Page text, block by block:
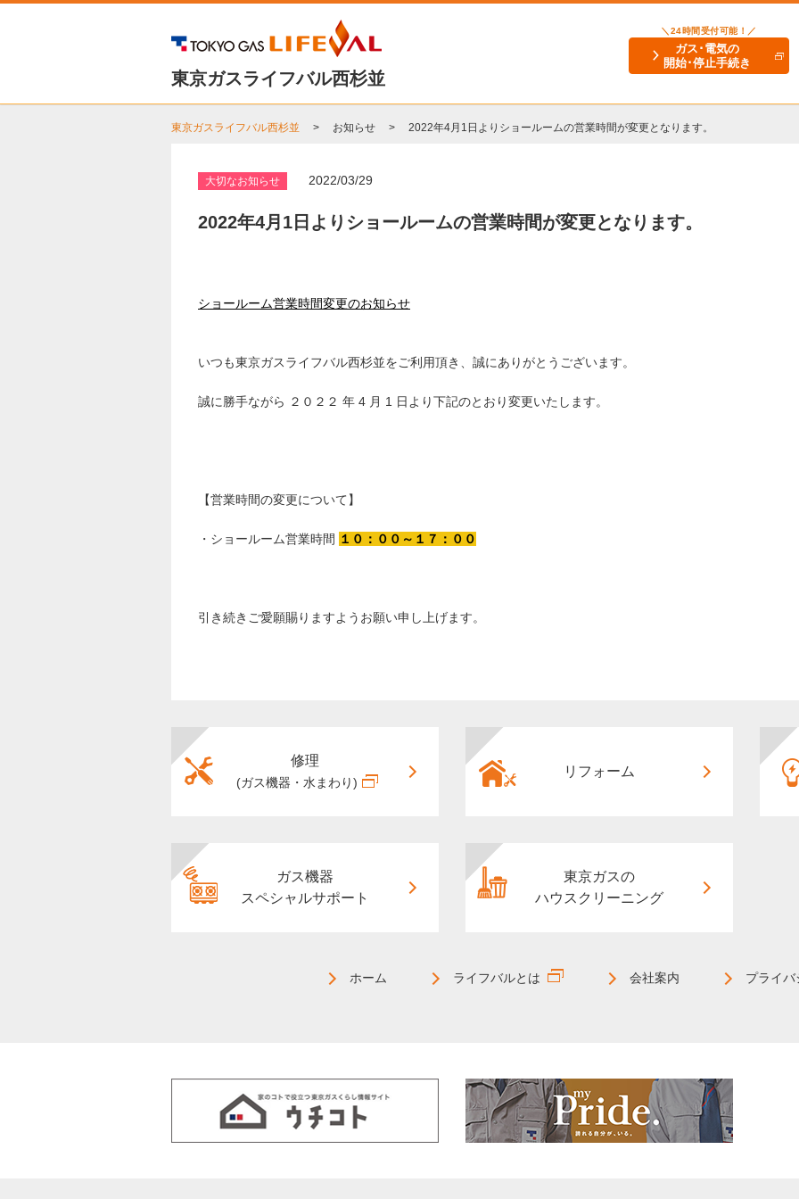
東京ガスライフバル西杉並
＼24時間受付可能！／
ガス･電気の
開始･停止手続き
東京ガスライフバル西杉並 お知らせ 2022年4月1日よりショールームの営業時間が変更となります。
大切なお知らせ 2022/03/29
2022年4月1日よりショールームの営業時間が変更となります。
ショールーム営業時間変更のお知らせ
いつも東京ガスライフバル西杉並をご利用頂き、誠にありがとうございます。
誠に勝手ながら ２０２２ 年 4 月 1 日より下記のとおり変更いたします。
【営業時間の変更について】
・ショールーム営業時間 １０：００～１７：００
引き続きご愛願賜りますようお願い申し上げます。
修理
(ガス機器・水まわり)
リフォーム
ガス機器
スペシャルサポート
東京ガスの
ハウスクリーニング
ホーム ライフバルとは 会社案内 プライ